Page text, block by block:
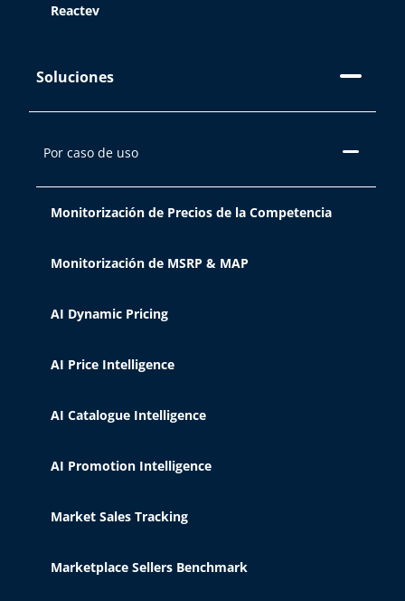
Reactev
Soluciones
Por caso de uso
Monitorización de Precios de la Competencia
Monitorización de MSRP & MAP
AI Dynamic Pricing
AI Price Intelligence
AI Catalogue Intelligence
AI Promotion Intelligence
Market Sales Tracking
Marketplace Sellers Benchmark